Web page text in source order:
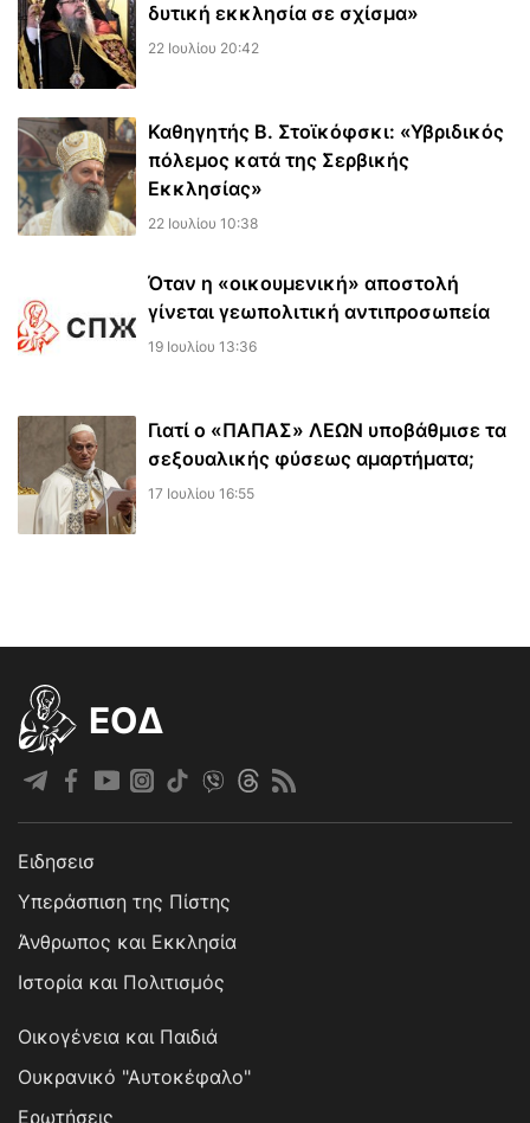
δυτική εκκλησία σε σχίσμα»
22 Ιουλίου 20:42
Καθηγητής Β. Στοϊκόφσκι: «Υβριδικός
πόλεμος κατά της Σερβικής
Εκκλησίας»
22 Ιουλίου 10:38
Όταν η «οικουμενική» αποστολή
γίνεται γεωπολιτική αντιπροσωπεία
19 Ιουλίου 13:36
Γιατί ο «ΠΑΠΑΣ» ΛΕΩΝ υποβάθμισε τα
σεξουαλικής φύσεως αμαρτήματα;
17 Ιουλίου 16:55
EOΔ
Ειδησεισ
Υπεράσπιση της Πίστης
Άνθρωπος και Εκκλησία
Ιστορία και Πολιτισμός
Οικογένεια και Παιδιά
Ουκρανικό "Αυτοκέφαλο"
Ερωτήσεις